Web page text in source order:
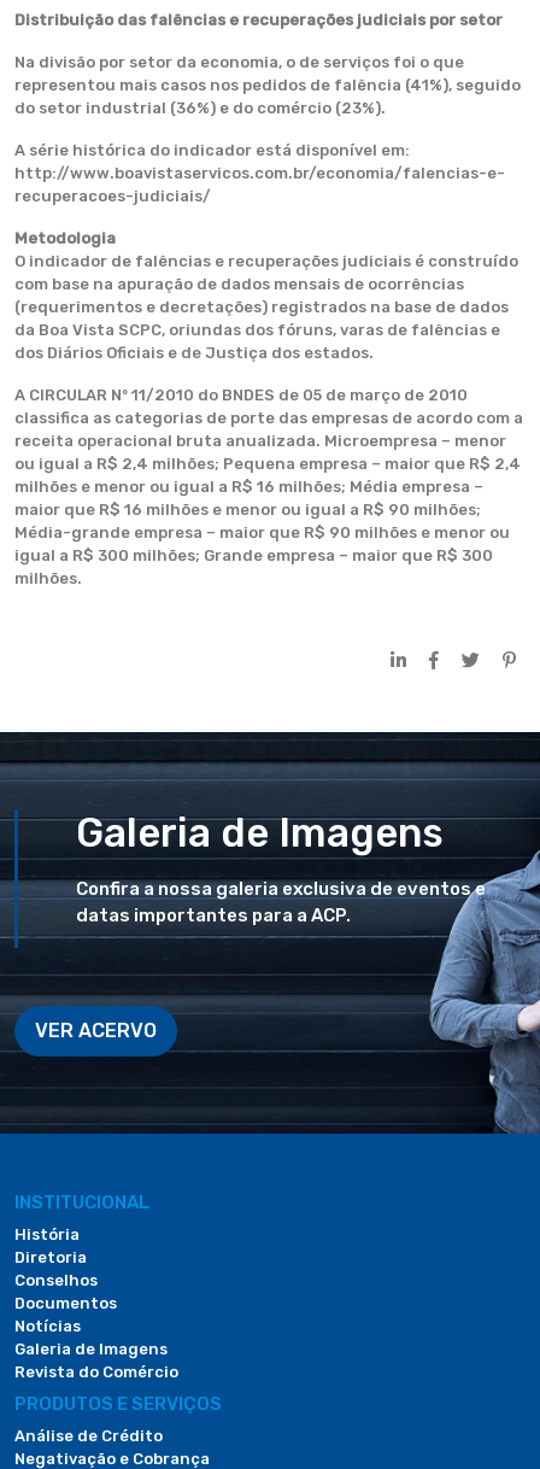
Distribuição das falências e recuperações judiciais por setor
Na divisão por setor da economia, o de serviços foi o que
representou mais casos nos pedidos de falência (41%), seguido
do setor industrial (36%) e do comércio (23%).
A série histórica do indicador está disponível em:
http://www.boavistaservicos.com.br/economia/falencias-e-
recuperacoes-judiciais/
Metodologia
O indicador de falências e recuperações judiciais é construído
com base na apuração de dados mensais de ocorrências
(requerimentos e decretações) registrados na base de dados
da Boa Vista SCPC, oriundas dos fóruns, varas de falências e
dos Diários Oficiais e de Justiça dos estados.
A CIRCULAR Nº 11/2010 do BNDES de 05 de março de 2010
classifica as categorias de porte das empresas de acordo com a
receita operacional bruta anualizada. Microempresa – menor
ou igual a R$ 2,4 milhões; Pequena empresa – maior que R$ 2,4
milhões e menor ou igual a R$ 16 milhões; Média empresa –
maior que R$ 16 milhões e menor ou igual a R$ 90 milhões;
Média-grande empresa – maior que R$ 90 milhões e menor ou
igual a R$ 300 milhões; Grande empresa – maior que R$ 300
milhões.
Galeria de Imagens
Confira a nossa galeria exclusiva de eventos e
datas importantes para a ACP.
VER ACERVO
INSTITUCIONAL
História
Diretoria
Conselhos
Documentos
Notícias
Galeria de Imagens
Revista do Comércio
PRODUTOS E SERVIÇOS
Análise de Crédito
Negativação e Cobrança